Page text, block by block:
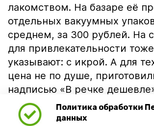
Политика обработки
данных
лакомством. На базаре её
отдельных вакуумных
среднем, за 300 рублей. На
для привлекательности тоже
указывают: с икрой. А для
цена не по душе,
надписью «В речке